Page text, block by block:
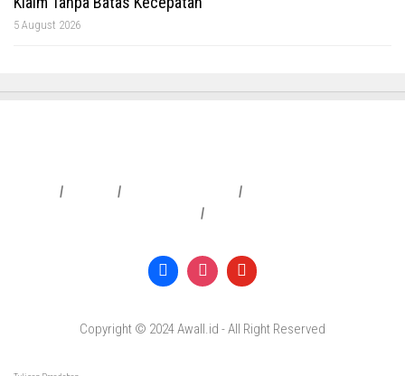
5 August 2026
| | |
|
Copyright © 2024 Awall.id - All Right Reserved